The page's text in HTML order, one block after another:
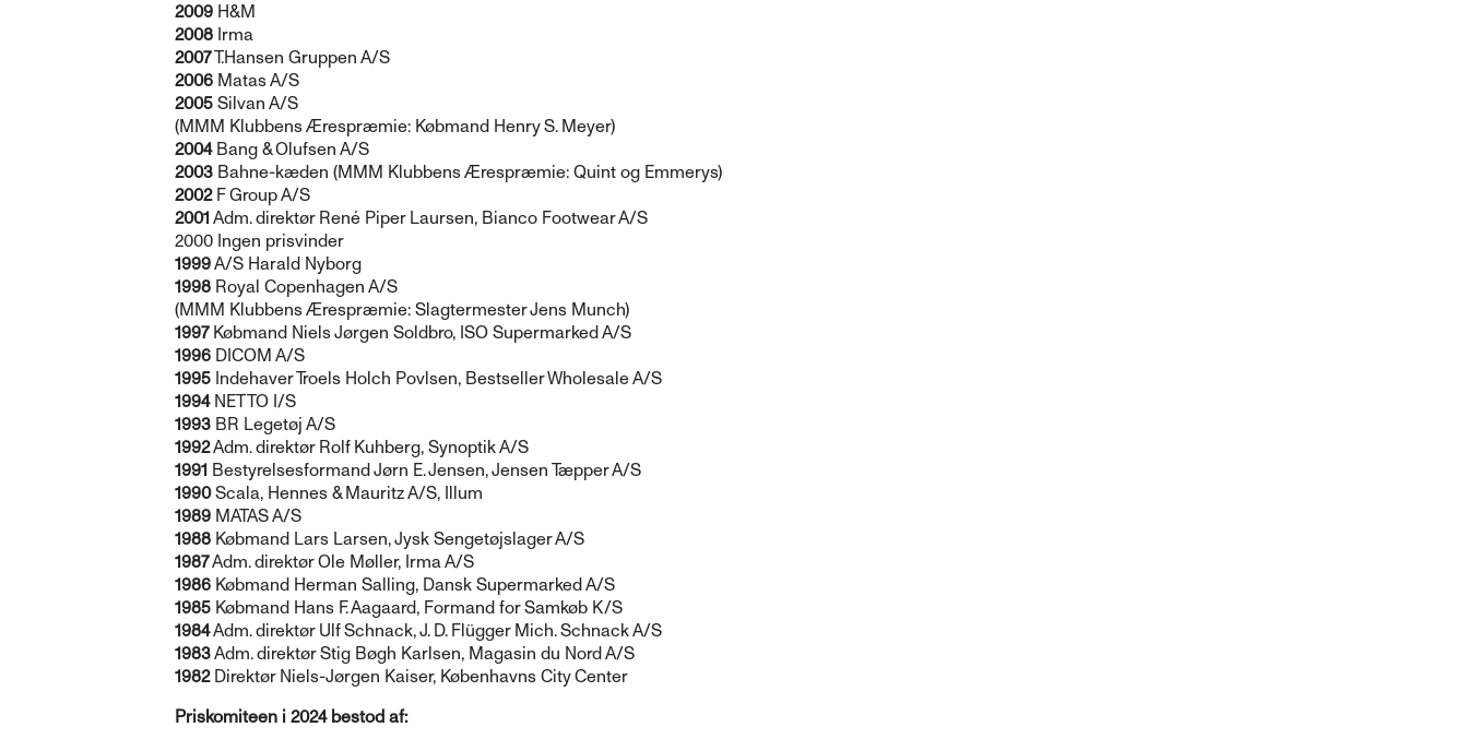
2009 H&M
2008 Irma
2007T.Hansen Gruppen A/S
2006 Matas A/S
2005 Silvan A/S
(MMM Klubbens Ærespræmie: Købmand Henry S. Meyer)
2004Bang & Olufsen A/S
2003 Bahne-kæden (MMM Klubbens Ærespræmie: Quint og Emmerys)
2002F Group A/S
2001Adm. direktør René Piper Laursen, Bianco Footwear A/S
2000 Ingen prisvinder
1999A/S Harald Nyborg
1998 Royal Copenhagen A/S
(MMM Klubbens Ærespræmie: Slagtermester Jens Munch)
1997Købmand Niels Jørgen Soldbro, ISO Supermarked A/S
1996 DICOM A/S
1995 Indehaver Troels Holch Povlsen, Bestseller Wholesale A/S
1994NETTO I/S
1993 BR Legetøj A/S
1992Adm. direktør Rolf Kuhberg, Synoptik A/S
1991 Bestyrelsesformand Jørn E. Jensen, Jensen Tæpper A/S
1990Scala, Hennes & Mauritz A/S, Illum
1989 MATAS A/S
1988 Købmand Lars Larsen, Jysk Sengetøjslager A/S
1987Adm. direktør Ole Møller, Irma A/S
1986 Købmand Herman Salling, Dansk Supermarked A/S
1985 Købmand Hans F. Aagaard, Formand for Samkøb K/S
1984Adm. direktør Ulf Schnack, J. D. Flügger Mich. Schnack A/S
1983Adm. direktør Stig Bøgh Karlsen, Magasin du Nord A/S
1982Direktør Niels-Jørgen Kaiser, Københavns City Center
Priskomiteen i 2024 bestod af: